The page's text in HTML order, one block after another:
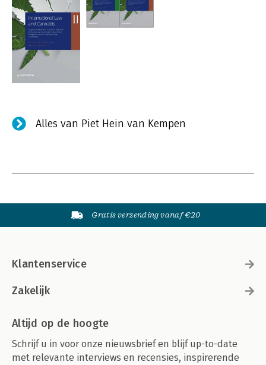
Alles van Piet Hein van Kempen
Gratis verzending vanaf €20
Klantenservice
Zakelijk
Altijd op de hoogte
Schrijf u in voor onze nieuwsbrief en blijf up-to-date
met relevante interviews en recensies, inspirerende